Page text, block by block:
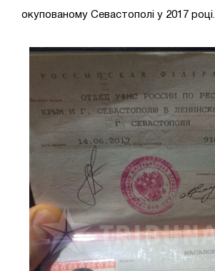
окупованому Севастополі у 2017 році.